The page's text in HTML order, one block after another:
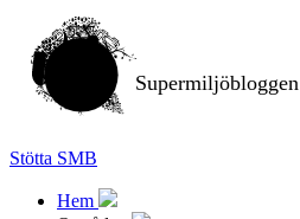
Supermiljöbloggen
Stötta SMB
Hem